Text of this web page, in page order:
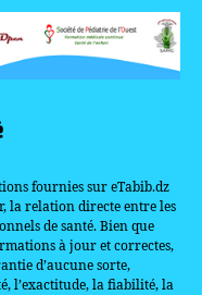
fournies sur eTabib.dz
la relation directe entre les
de santé. Bien que
à jour et correctes,
d’aucune sorte,
l’exactitude, la fiabilité, la